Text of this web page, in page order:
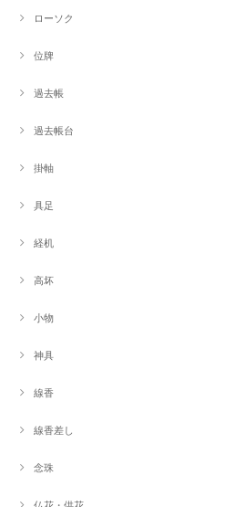
ローソク
位牌
過去帳
過去帳台
掛軸
具足
経机
高坏
小物
神具
線香
線香差し
念珠